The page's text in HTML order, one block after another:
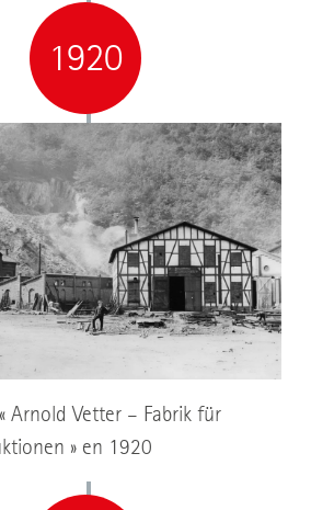
1920
Arnold Vetter – Fabrik für
» en 1920